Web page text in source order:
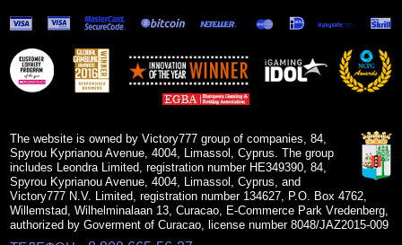
19456 ₽
ivan-lev***
The Ghouls
The website is owned by Victory777 group of companies, 84,
Spyrou Kyprianou Avenue, 4004, Limassol, Cyprus. The group
includes Leondra Limited, registration number HE349390, 84,
Spyrou Kyprianou Avenue, 4004, Limassol, Cyprus, and
Victory777 N.V. Limited, registration number 134627, P.O. Box 4762,
Willemstad, Wilhelminalaan 13, Curacao, E-Commerce Park Vredenberg,
authorized by Goverment of Curacao, license number 8048/JAZ2015-009